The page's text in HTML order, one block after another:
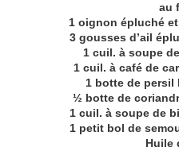
au
1 oignon épluché
3 gousses d’ail
1 cuil. à soupe
1 cuil. à café de
1 botte de persil
½ botte de
1 cuil. à soupe de
1 petit bol de
Huile